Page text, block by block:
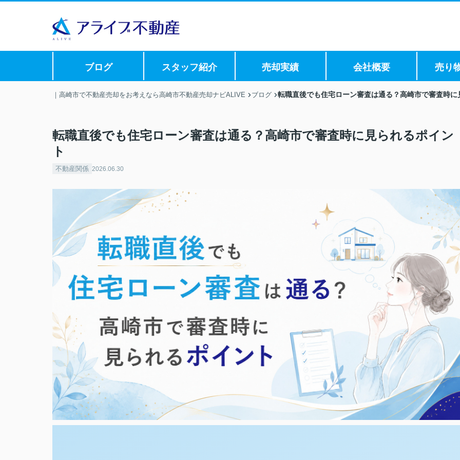
ブログ スタッフ紹介 売却実績 会社概要 売り
｜高崎市で不動産売却をお考えなら高崎市不動産売却ナビALIVE ブログ 転職直後でも住宅ローン審査は通る？高崎市で審査時に
転職直後でも住宅ローン審査は通る？高崎市で審査時に見られるポイン
ト
不動産関係 2026.06.30